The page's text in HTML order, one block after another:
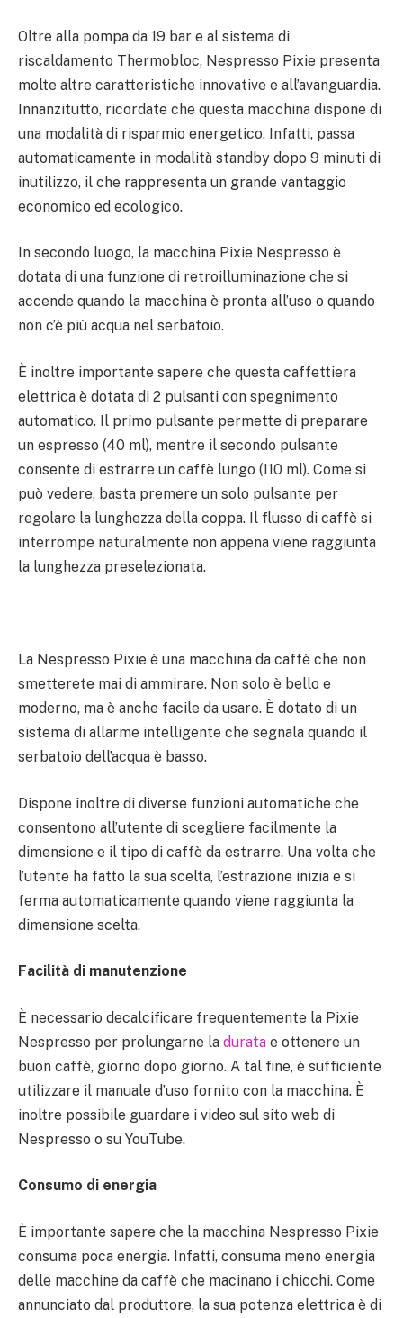
Oltre alla pompa da 19 bar e al sistema di
riscaldamento Thermobloc, Nespresso Pixie presenta
molte altre caratteristiche innovative e all’avanguardia.
Innanzitutto, ricordate che questa macchina dispone di
una modalità di risparmio energetico. Infatti, passa
automaticamente in modalità standby dopo 9 minuti di
inutilizzo, il che rappresenta un grande vantaggio
economico ed ecologico.
In secondo luogo, la macchina Pixie Nespresso è
dotata di una funzione di retroilluminazione che si
accende quando la macchina è pronta all’uso o quando
non c’è più acqua nel serbatoio.
È inoltre importante sapere che questa caffettiera
elettrica è dotata di 2 pulsanti con spegnimento
automatico. Il primo pulsante permette di preparare
un espresso (40 ml), mentre il secondo pulsante
consente di estrarre un caffè lungo (110 ml). Come si
può vedere, basta premere un solo pulsante per
regolare la lunghezza della coppa. Il flusso di caffè si
interrompe naturalmente non appena viene raggiunta
la lunghezza preselezionata.
La Nespresso Pixie è una macchina da caffè che non
smetterete mai di ammirare. Non solo è bello e
moderno, ma è anche facile da usare. È dotato di un
sistema di allarme intelligente che segnala quando il
serbatoio dell’acqua è basso.
Dispone inoltre di diverse funzioni automatiche che
consentono all’utente di scegliere facilmente la
dimensione e il tipo di caffè da estrarre. Una volta che
l’utente ha fatto la sua scelta, l’estrazione inizia e si
ferma automaticamente quando viene raggiunta la
dimensione scelta.
Facilità di manutenzione
È necessario decalcificare frequentemente la Pixie
Nespresso per prolungarne la durata e ottenere un
buon caffè, giorno dopo giorno. A tal fine, è sufficiente
utilizzare il manuale d’uso fornito con la macchina. È
inoltre possibile guardare i video sul sito web di
Nespresso o su YouTube.
Consumo di energia
È importante sapere che la macchina Nespresso Pixie
consuma poca energia. Infatti, consuma meno energia
delle macchine da caffè che macinano i chicchi. Come
annunciato dal produttore, la sua potenza elettrica è di